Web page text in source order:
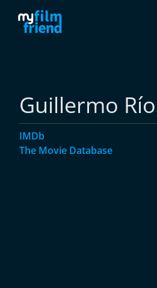
Guillermo
IMDb
The Movie Database